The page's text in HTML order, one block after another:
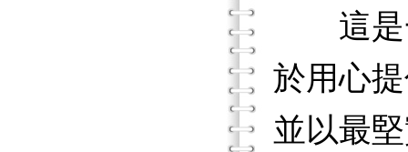
這是一
於用心
並以最